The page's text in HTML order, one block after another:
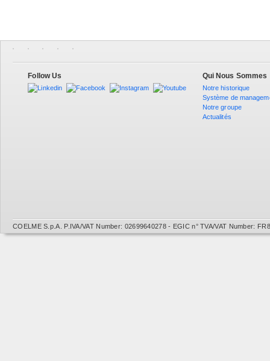
Follow Us Qui Nous Sommes
Notre historique
Système de
Notre groupe
Actualités
COELME S.p.A. P.IVA/VAT Number: 02699640278 - EGIC n° TVA/VAT Number: